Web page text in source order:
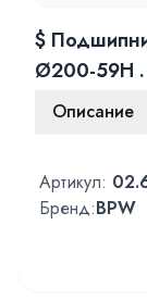
$
Ø200-59H
Описание
Артикул:
Бренд:BPW